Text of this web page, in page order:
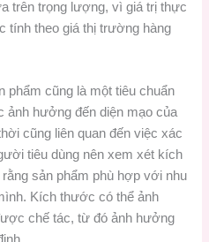
trên trọng lượng, vì giá trị thực
tính theo giá thị trường hàng
phẩm cũng là một tiêu chuẩn
ảnh hưởng đến diện mạo của
cũng liên quan đến việc xác
tiêu dùng nên xem xét kích
sản phẩm phù hợp với nhu
Kích thước có thể ảnh
chế tác, từ đó ảnh hưởng